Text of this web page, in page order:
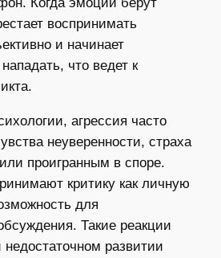
воспринимать
и начинает
что ведет к
агрессия часто
неуверенности, страха
проигранным в споре.
критику как личную
для
Такие реакции
развитии